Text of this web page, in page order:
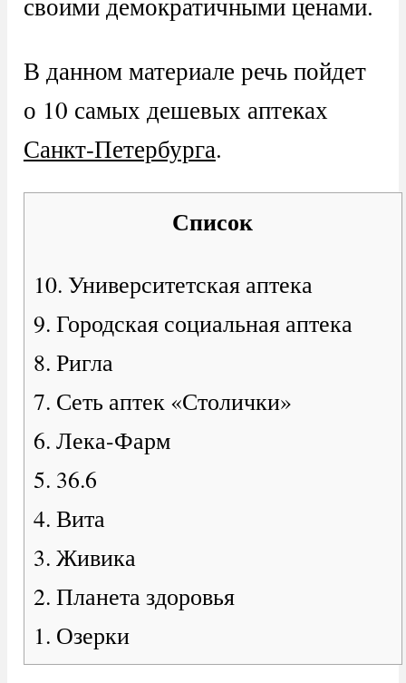
В данном материале речь пойдет
о 10 самых дешевых аптеках
Санкт-Петербурга.
Список
10. Университетская аптека
9. Городская социальная аптека
8. Ригла
7. Сеть аптек «Столички»
6. Лека-Фарм
5. 36.6
4. Вита
3. Живика
2. Планета здоровья
1. Озерки